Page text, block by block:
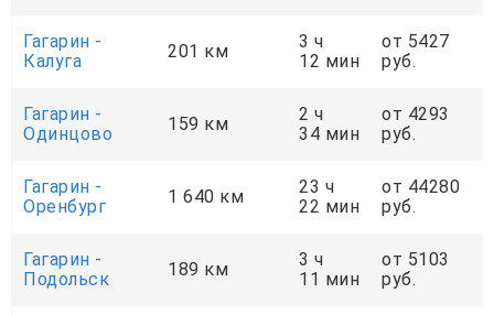
Гагарин -
Калуга
201 км
3 ч
12 мин
от 5427
руб.
Гагарин -
Одинцово
159 км
2 ч
34 мин
от 4293
руб.
Гагарин -
Оренбург
1 640 км
23 ч
22 мин
от 44280
руб.
Гагарин -
Подольск
189 км
3 ч
11 мин
от 5103
руб.